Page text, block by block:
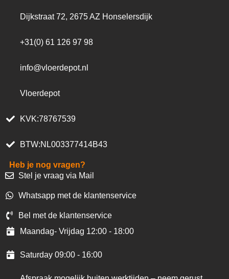
Dijkstraat 72, 2675 AZ Honselersdijk
+31(0) 61 126 97 98
info@vloerdepot.nl
Vloerdepot
KVK:78767539
BTW:NL003377414B43
Heb je nog vragen?
Stel je vraag via Mail
Whatsapp met de klantenservice
Bel met de klantenservice
Maandag- Vrijdag 12:00 - 18:00
Saturday 09:00 - 16:00